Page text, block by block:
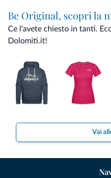
Be Original, scopri la
Ce l'avete chiesto in tanti.
Dolomiti.it!
Vai